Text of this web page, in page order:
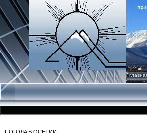
ПОГОДА В ОСЕТИИ